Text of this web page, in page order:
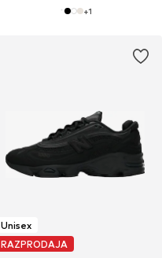
+1
Unisex
RAZPRODAJA